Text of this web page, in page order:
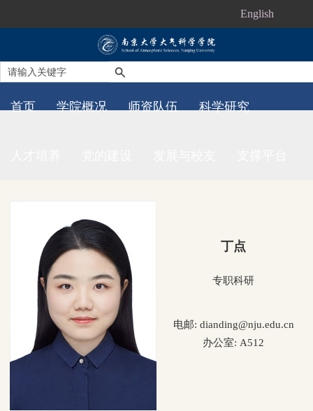
English
首页 学院概况 师资队伍 科学研究
丁点
专职科研
电邮: dianding@nju.edu.cn
办公室: A512